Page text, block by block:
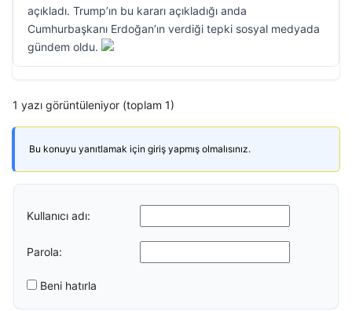
açıkladı. Trump’ın bu kararı açıkladığı anda
Cumhurbaşkanı Erdoğan’ın verdiği tepki sosyal medyada
gündem oldu.
1 yazı görüntüleniyor (toplam 1)
Bu konuyu yanıtlamak için giriş yapmış olmalısınız.
Kullanıcı adı:
Parola:
Beni hatırla